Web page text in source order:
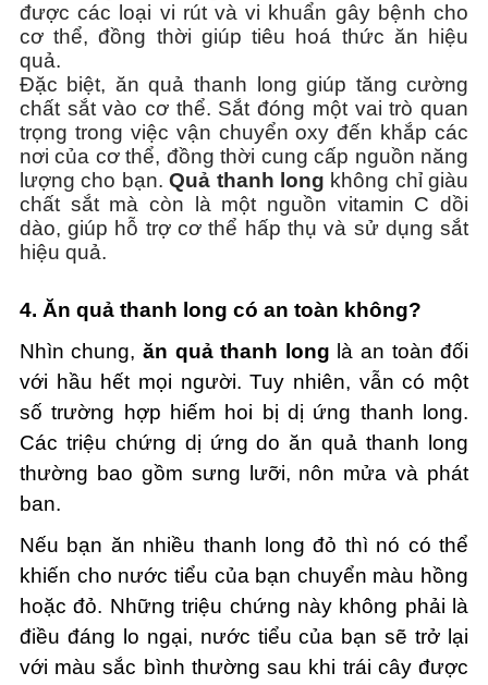
được các loại vi rút và vi khuẩn gây bệnh cho
cơ thể, đồng thời giúp tiêu hoá thức ăn hiệu
quả.
Đặc biệt, ăn quả thanh long giúp tăng cường
chất sắt vào cơ thể. Sắt đóng một vai trò quan
trọng trong việc vận chuyển oxy đến khắp các
nơi của cơ thể, đồng thời cung cấp nguồn năng
lượng cho bạn.Quả thanh long không chỉ giàu
chất sắt mà còn là một nguồn vitamin C dồi
dào, giúp hỗ trợ cơ thể hấp thụ và sử dụng sắt
hiệu quả.
4. Ăn quả thanh long có an toàn không?
Nhìn chung,ăn quả thanh long là an toàn đối
với hầu hết mọi người. Tuy nhiên, vẫn có một
số trường hợp hiếm hoi bị dị ứng thanh long.
Các triệu chứng dị ứng do ăn quả thanh long
thường bao gồm sưng lưỡi, nôn mửa và phát
ban.
Nếu bạn ăn nhiều thanh long đỏ thì nó có thể
khiến cho nước tiểu của bạn chuyển màu hồng
hoặc đỏ. Những triệu chứng này không phải là
điều đáng lo ngại, nước tiểu của bạn sẽ trở lại
với màu sắc bình thường sau khi trái cây được